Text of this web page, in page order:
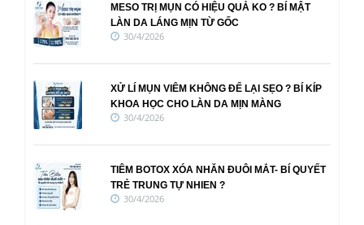
MESO TRỊ MỤN CÓ HIỆU QUẢ KO ? BÍ MẬT
LÀN DA LÁNG MỊN TỪ GỐC
30/4/2026
XỬ LÍ MỤN VIÊM KHÔNG ĐỂ LẠI SẸO ? BÍ KÍP
KHOA HỌC CHO LÀN DA MỊN MÀNG
30/4/2026
TIÊM BOTOX XÓA NHĂN ĐUÔI MẮT- BÍ QUYẾT
TRẺ TRUNG TỰ NHIEN ?
30/4/2026